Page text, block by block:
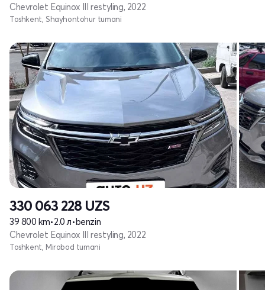
Chevrolet Equinox III restyling, 2022
Toshkent, Shayhontohur tumani
330 063 228 UZS
39 800 km•2.0 л•benzin
Chevrolet Equinox III restyling, 2022
Toshkent, Mirobod tumani